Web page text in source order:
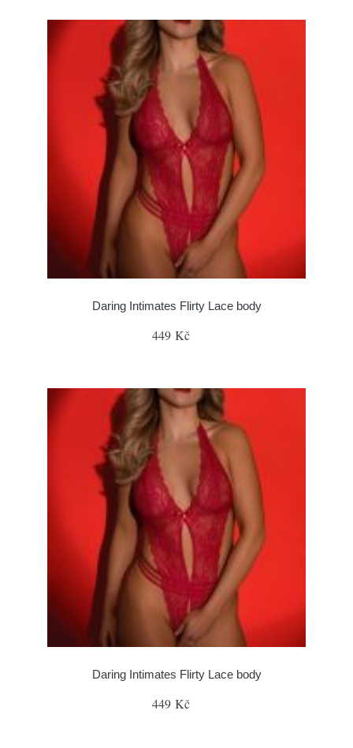
Daring Intimates Flirty Lace body
449 Kč
Daring Intimates Flirty Lace body
449 Kč